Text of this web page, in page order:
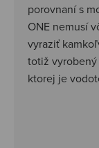
porovnaní s
ONE nemusí
vyraziť
totiž
ktorej je